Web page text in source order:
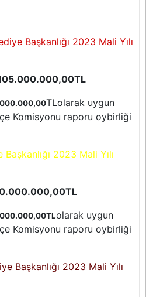
Başkanlığı 2023 Mali Yılı
TLolarak uygun
Komisyonu raporu oybirliği
2023 Mali Yılı
olarak uygun
Komisyonu raporu oybirliği
Başkanlığı 2023 Mali Yılı